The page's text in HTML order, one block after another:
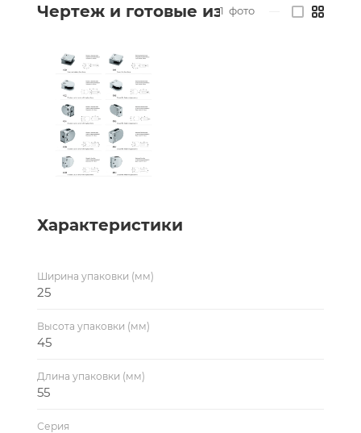
Чертеж и готовые изделия
1 фото
Характеристики
Ширина упаковки (мм)
25
Высота упаковки (мм)
45
Длина упаковки (мм)
55
Серия